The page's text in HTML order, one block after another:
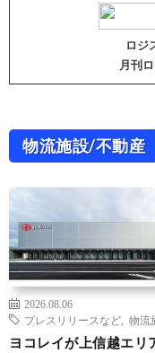
ロジ
月刊
物流施設/不動産
2026.08.06
プレスリリースなど
物流
ヨコレイが上信越エリ